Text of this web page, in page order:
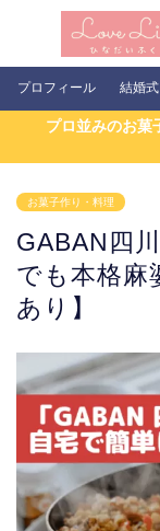
プロフィール 結婚式
プロ並みのお菓
お菓子作り・料理
GABAN四
でも本格麻
あり】